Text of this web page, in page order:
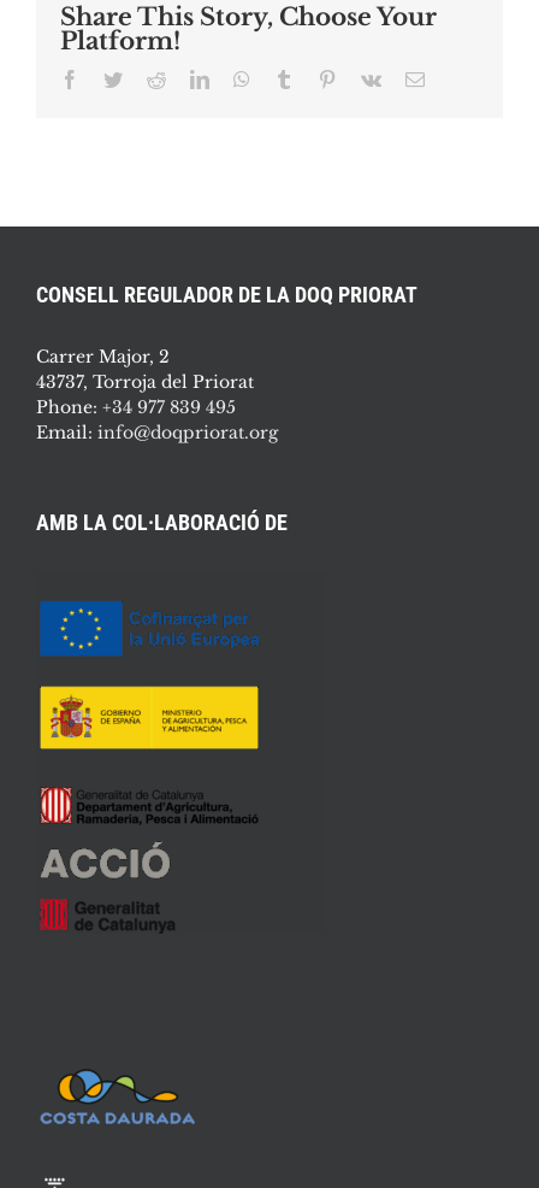
Share This Story, Choose Your
Platform!
Facebook
TwitterRedditLinkedInWhatsApp
Tumblr Pinterest
Vk Email:
CONSELL REGULADOR DE LA DOQ PRIORAT
Carrer Major, 2
43737, Torroja del Priorat
Phone: +34 977 839 495
Email: info@doqpriorat.org
AMB LA COL·LABORACIÓ DE